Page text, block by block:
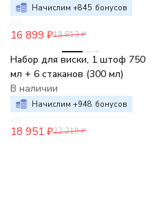
Начислим +845 бонусов
16 899 ₽19 813 ₽
-15%
Набор для виски, 1 штоф 750
мл + 6 стаканов (300 мл)
В наличии
Начислим +948 бонусов
18 951 ₽22 219 ₽